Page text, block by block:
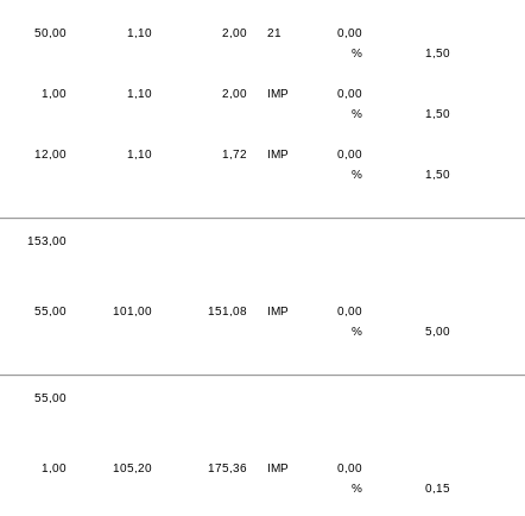
50,00 1,10 2,00 21
0,00
%
1,50
1,00 1,10 2,00 IMP
0,00
%
1,50
12,00 1,10 1,72 IMP
0,00
%
1,50
153,00
55,00 101,00 151,08 IMP
0,00
%
5,00
55,00
1,00 105,20 175,36 IMP
0,00
%
0,15